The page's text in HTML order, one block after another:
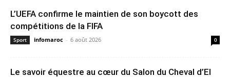
L’UEFA confirme le maintien de son boycott des
compétitions de la FIFA
Sport infomaroc - 6 août 2026 0
Le savoir équestre au cœur du Salon du Cheval d’El